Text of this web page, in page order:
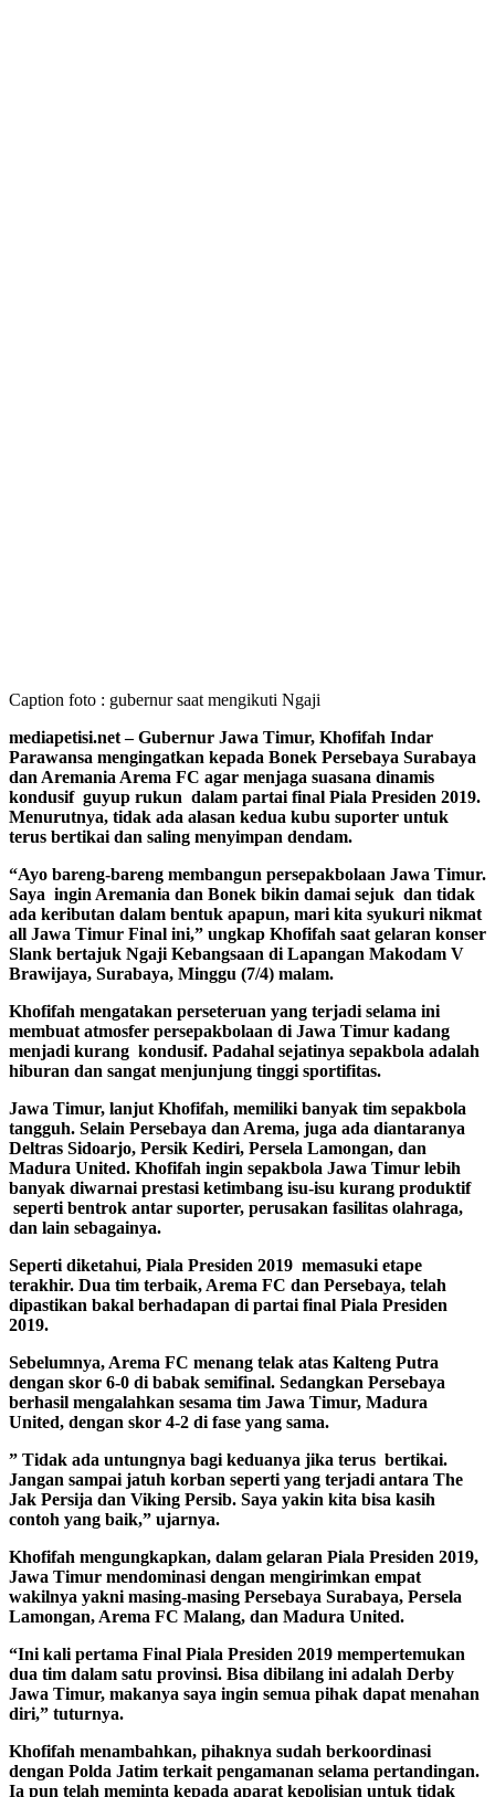
Caption foto : gubernur saat mengikuti Ngaji
mediapetisi.net – Gubernur Jawa Timur, Khofifah Indar
Parawansa mengingatkan kepada Bonek Persebaya Surabaya
dan Aremania Arema FC agar menjaga suasana dinamis
kondusif guyup rukun dalam partai final Piala Presiden 2019.
Menurutnya, tidak ada alasan kedua kubu suporter untuk
terus bertikai dan saling menyimpan dendam.
“Ayo bareng-bareng membangun persepakbolaan Jawa Timur.
Saya ingin Aremania dan Bonek bikin damai sejuk dan tidak
ada keributan dalam bentuk apapun, mari kita syukuri nikmat
all Jawa Timur Final ini,” ungkap Khofifah saat gelaran konser
Slank bertajuk Ngaji Kebangsaan di Lapangan Makodam V
Brawijaya, Surabaya, Minggu (7/4) malam.
Khofifah mengatakan perseteruan yang terjadi selama ini
membuat atmosfer persepakbolaan di Jawa Timur kadang
menjadi kurang kondusif. Padahal sejatinya sepakbola adalah
hiburan dan sangat menjunjung tinggi sportifitas.
Jawa Timur, lanjut Khofifah, memiliki banyak tim sepakbola
tangguh. Selain Persebaya dan Arema, juga ada diantaranya
Deltras Sidoarjo, Persik Kediri, Persela Lamongan, dan
Madura United. Khofifah ingin sepakbola Jawa Timur lebih
banyak diwarnai prestasi ketimbang isu-isu kurang produktif
seperti bentrok antar suporter, perusakan fasilitas olahraga,
dan lain sebagainya.
Seperti diketahui, Piala Presiden 2019 memasuki etape
terakhir. Dua tim terbaik, Arema FC dan Persebaya, telah
dipastikan bakal berhadapan di partai final Piala Presiden
2019.
Sebelumnya, Arema FC menang telak atas Kalteng Putra
dengan skor 6-0 di babak semifinal. Sedangkan Persebaya
berhasil mengalahkan sesama tim Jawa Timur, Madura
United, dengan skor 4-2 di fase yang sama.
” Tidak ada untungnya bagi keduanya jika terus bertikai.
Jangan sampai jatuh korban seperti yang terjadi antara The
Jak Persija dan Viking Persib. Saya yakin kita bisa kasih
contoh yang baik,” ujarnya.
Khofifah mengungkapkan, dalam gelaran Piala Presiden 2019,
Jawa Timur mendominasi dengan mengirimkan empat
wakilnya yakni masing-masing Persebaya Surabaya, Persela
Lamongan, Arema FC Malang, dan Madura United.
“Ini kali pertama Final Piala Presiden 2019 mempertemukan
dua tim dalam satu provinsi. Bisa dibilang ini adalah Derby
Jawa Timur, makanya saya ingin semua pihak dapat menahan
diri,” tuturnya.
Khofifah menambahkan, pihaknya sudah berkoordinasi
dengan Polda Jatim terkait pengamanan selama pertandingan.
Ia pun telah meminta kepada aparat kepolisian untuk tidak